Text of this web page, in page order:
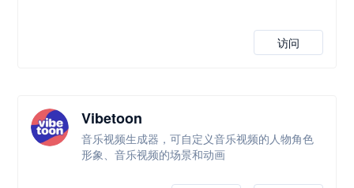
访问
Vibetoon
音乐视频生成器，可自定义音乐视频的人物角色
形象、音乐视频的场景和动画